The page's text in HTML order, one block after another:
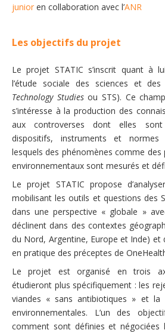
junior en collaboration avec l’ANR
Les objectifs du projet
Le projet STATIC s’inscrit quant à
l’étude sociale des sciences et
Technology Studiesou STS). Ce
s’intéresse à la production des
aux controverses dont elles sont
dispositifs, instruments et
lesquels des phénomènes comme
environnementaux sont mesurés et
Le projet STATIC propose
mobilisant les outils et questions des
dans une perspective « globale »
déclinent dans des contextes
du Nord, Argentine, Europe et Inde) et
en pratique des préceptes de
Le projet est organisé en trois
étudieront plus spécifiquement : les
viandes « sans antibiotiques » et la
environnementales. L’un des
comment sont définies et négociées